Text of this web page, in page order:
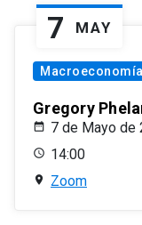
7 MAY
Macroeconomía
Gregory
7 de Mayo de
14:00
Zoom